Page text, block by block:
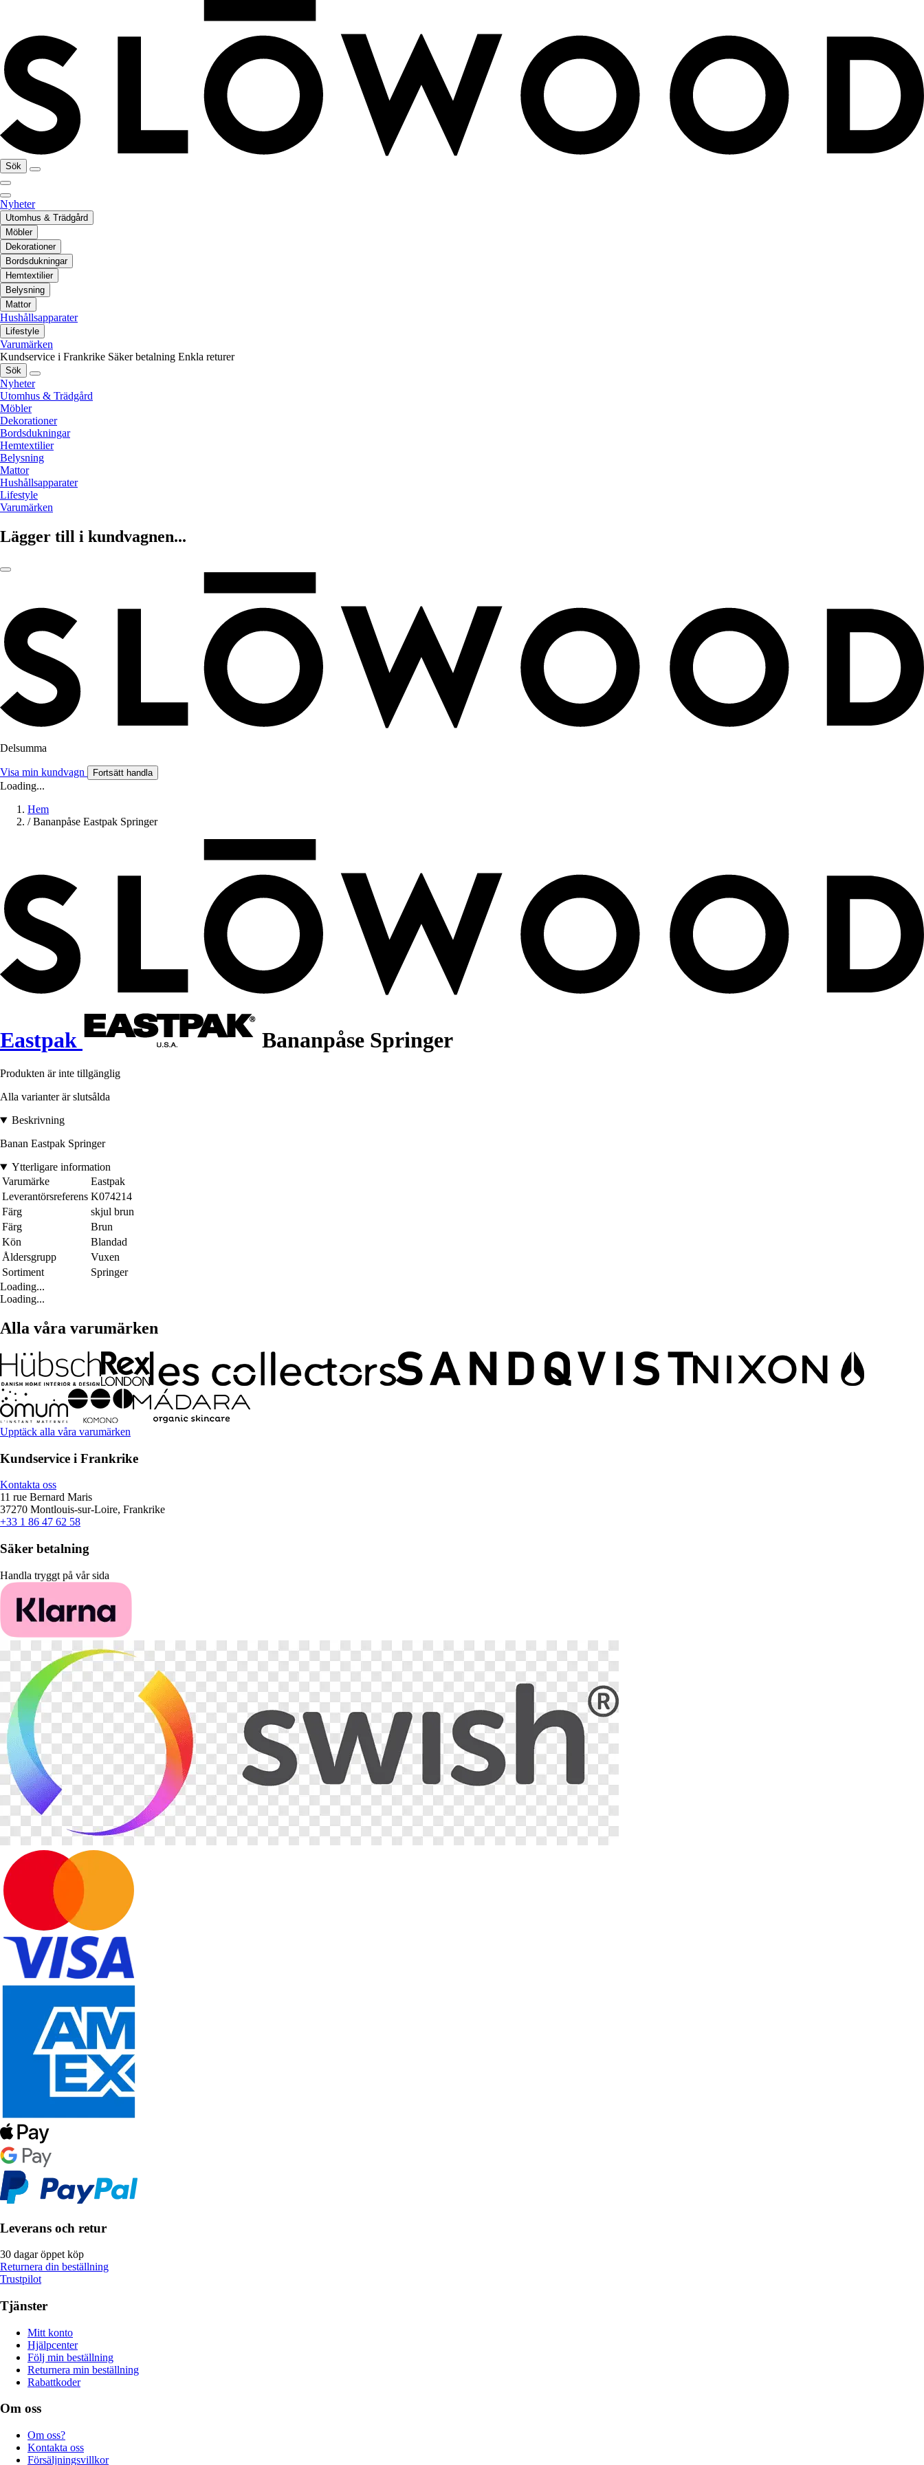
Sök
Nyheter
Utomhus & Trädgård
Möbler
Dekorationer
Bordsdukningar
Hemtextilier
Belysning
Mattor
Hushållsapparater
Lifestyle
Varumärken
Kundservice i Frankrike Säker betalning Enkla returer
Sök
Nyheter
Utomhus & Trädgård
Möbler
Dekorationer
Bordsdukningar
Hemtextilier
Belysning
Mattor
Hushållsapparater
Lifestyle
Varumärken
Lägger till i kundvagnen...
Delsumma
Visa min kundvagn Fortsätt handla
Loading...
Hem
/ Bananpåse Eastpak Springer
Eastpak Bananpåse Springer
Produkten är inte tillgänglig
Alla varianter är slutsålda
Beskrivning
Banan Eastpak Springer
Ytterligare information
Varumärke
Eastpak
Leverantörsreferens K074214
Färg
skjul brun
Färg
Brun
Kön
Blandad
Åldersgrupp
Vuxen
Sortiment
Springer
Loading...
Loading...
Alla våra varumärken
Upptäck alla våra varumärken
Kundservice i Frankrike
Kontakta oss
11 rue Bernard Maris
37270 Montlouis-sur-Loire, Frankrike
+33 1 86 47 62 58
Säker betalning
Handla tryggt på vår sida
Leverans och retur
30 dagar öppet köp
Returnera din beställning
Trustpilot
Tjänster
Mitt konto
Hjälpcenter
Följ min beställning
Returnera min beställning
Rabattkoder
Om oss
Om oss?
Kontakta oss
Försäljningsvillkor